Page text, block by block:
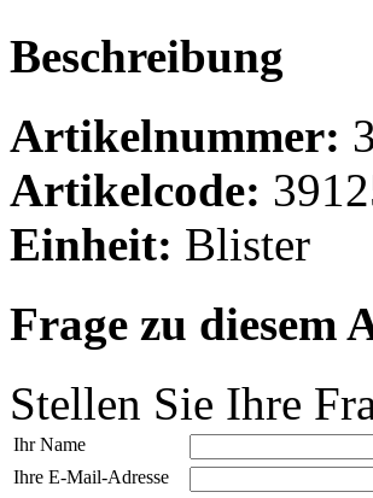
Beschreibung
Artikelnummer:
Artikelcode:
Einheit: Blister
Frage zu diesem
Stellen Sie Ihre
Ihr Name
Ihre E-Mail-Adresse